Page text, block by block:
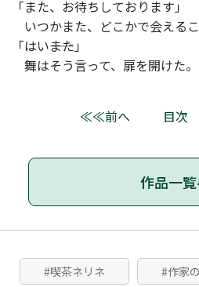
「また、お待ちしております」
いつかまた、どこかで会えるこ
「はい――また」
舞はそう言って、扉を開けた。
≪≪前へ 目次
作品一
#喫茶ネリネ #作家